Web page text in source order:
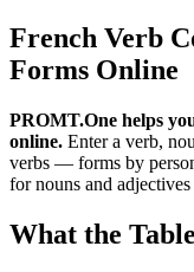
French Verb
Forms Online
PROMT.One helps
online. Enter a verb,
verbs — forms by
for nouns and
What the